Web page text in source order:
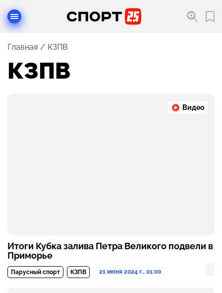
Главная КЗПВ
КЗПВ
Видео
Итоги Кубка залива Петра Великого подвели в
Приморье
Парусный спорт КЗПВ 21 июня 2024 г., 01:00